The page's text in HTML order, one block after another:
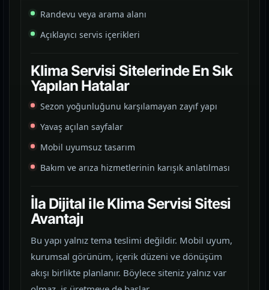
Randevu veya arama alanı
Açıklayıcı servis içerikleri
Klima Servisi Sitelerinde En Sık
Yapılan Hatalar
Sezon yoğunluğunu karşılamayan zayıf yapı
Yavaş açılan sayfalar
Mobil uyumsuz tasarım
Bakım ve arıza hizmetlerinin karışık anlatılması
İla Dijital ile Klima Servisi Sitesi
Avantajı
Bu yapı yalnız tema teslimi değildir. Mobil uyum,
kurumsal görünüm, içerik düzeni ve dönüşüm
akışı birlikte planlanır. Böylece siteniz yalnız var